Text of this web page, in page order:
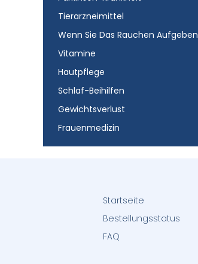
Tierarzneimittel
Wenn Sie Das Rauchen Aufgeben
Vitamine
Hautpflege
Schlaf-Beihilfen
Gewichtsverlust
Frauenmedizin
Startseite
Bestellungsstatus
FAQ